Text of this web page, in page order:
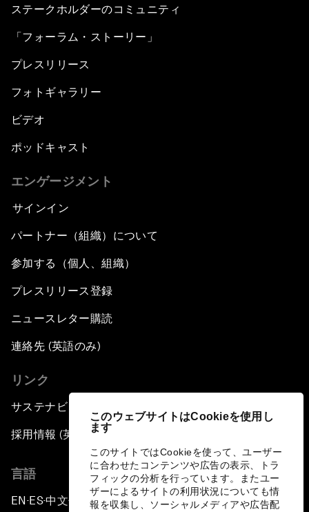
このウェブサイトはCookieを使用し
ます
このサイトではCookieを使って、ユーザー
に合わせたコンテンツや広告の表示、トラ
フィックの分析を行っています。またユー
ザーによるサイトの利用状況についても情
報を収集し、ソーシャルメディアや広告配
ステークホルダーのコミュニティ
「フォーラム・ストーリー」
プレスリリース
フォトギャラリー
ビデオ
ポッドキャスト
エンゲージメント
サインイン
パートナー（組織）について
参加する（個人、組織）
プレスリリース登録
ニュースレター購読
連絡先 (英語のみ)
リンク
サステナビリティへの取り組み
採用情報 (英語のみ)
言語
EN ▪ ES▪中文▪ 日本語